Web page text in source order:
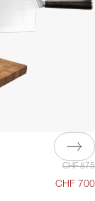
CHF 875
CHF 700